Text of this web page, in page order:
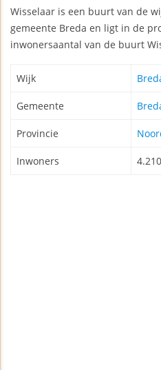
Wisselaar is een buurt van de
gemeente Breda en ligt in de
inwonersaantal van de buurt
Wijk
Gemeente
Provincie
Inwoners 4.210